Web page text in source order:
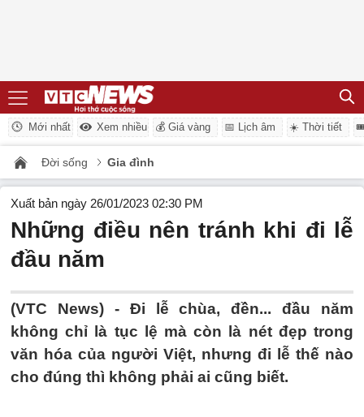
Mới nhất Xem nhiều 💰 Giá vàng 📅 Lịch âm ☀️ Thời tiết
Đời sống Gia đình
Xuất bản ngày 26/01/2023 02:30 PM
Những điều nên tránh khi đi lễ
đầu năm
(VTC News) - Đi lễ chùa, đền... đầu năm
không chỉ là tục lệ mà còn là nét đẹp trong
văn hóa của người Việt, nhưng đi lễ thế nào
cho đúng thì không phải ai cũng biết.